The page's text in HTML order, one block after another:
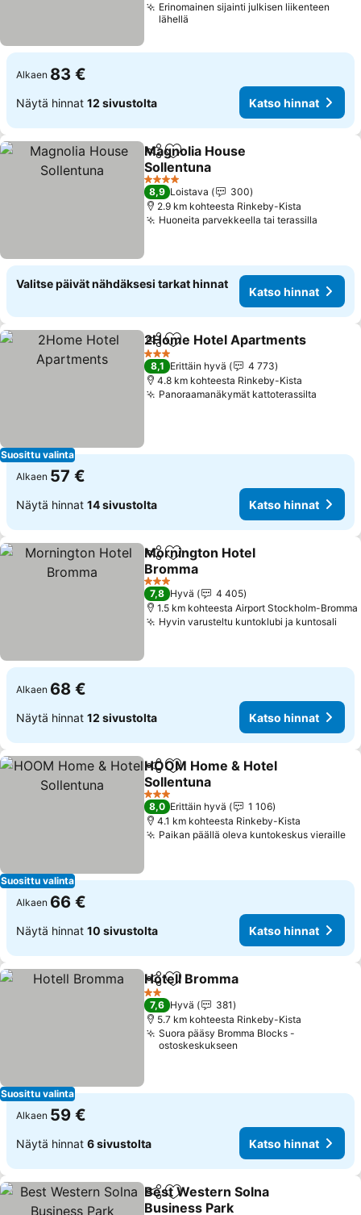
Erinomainen sijainti julkisen liikenteen
lähellä
Alkaen 83 €
Näytä hinnat 12 sivustolta Katso hinnat
Jaa Lisää suosikkeihin
Magnolia House
Sollentuna
4 Tähtiluokitus
8,9 Loistava
300
2.9 km kohteesta Rinkeby-Kista
Huoneita parvekkeella tai terassilla
Valitse päivät nähdäksesi tarkat hinnat
Katso hinnat
Suosittu valinta
Jaa Lisää suosikkeihin
2Home Hotel Apartments
3 Tähtiluokitus
8,1 Erittäin hyvä
4 773
4.8 km kohteesta Rinkeby-Kista
Panoraamanäkymät kattoterassilta
Alkaen 57 €
Näytä hinnat 14 sivustolta Katso hinnat
Jaa Lisää suosikkeihin
Mornington Hotel
Bromma
3 Tähtiluokitus
7,8 Hyvä
4 405
1.5 km kohteesta Airport Stockholm-Bromma
Hyvin varusteltu kuntoklubi ja kuntosali
Alkaen 68 €
Näytä hinnat 12 sivustolta Katso hinnat
Suosittu valinta
Jaa Lisää suosikkeihin
HOOM Home & Hotel
Sollentuna
3 Tähtiluokitus
8,0 Erittäin hyvä
1 106
4.1 km kohteesta Rinkeby-Kista
Paikan päällä oleva kuntokeskus vieraille
Alkaen 66 €
Näytä hinnat 10 sivustolta Katso hinnat
Suosittu valinta
Jaa Lisää suosikkeihin
Hotell Bromma
2 Tähtiluokitus
7,6 Hyvä
381
5.7 km kohteesta Rinkeby-Kista
Suora pääsy Bromma Blocks -
ostoskeskukseen
Alkaen 59 €
Näytä hinnat 6 sivustolta Katso hinnat
Jaa Lisää suosikkeihin
Best Western Solna
Business Park